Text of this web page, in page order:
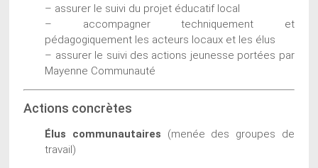
– assurer le suivi du projet éducatif local
– accompagner techniquement et
pédagogiquement les acteurs locaux et les élus
– assurer le suivi des actions jeunesse portées par
Mayenne Communauté
Actions concrètes
Élus communautaires (menée des groupes de
travail)